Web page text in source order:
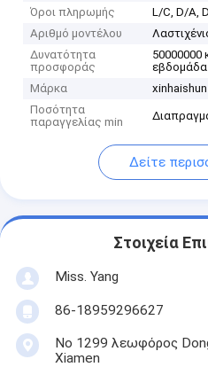
Όροι πληρωμής
L/C, D/A,
Αριθμό μοντέλου
Δυνατότητα
προσφοράς
50000000
εβδομάδα
Μάρκα
xinhaishun
Ποσότητα
παραγγελίας min
Δείτε
Στοιχεία
Miss. Yang
86-18959296627
Νο 1299 λεωφόρος
Xiamen